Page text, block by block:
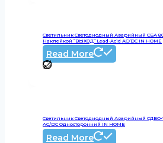
Светильник Светодиодный Аварийный СБА
Наклейкой “ВЫХОД” Lead-Acid АС/DC IN HOME
Read More
Светильник Светодиодный Аварийный СДБО-
AC/DC Односторонний IN HOME
Read More